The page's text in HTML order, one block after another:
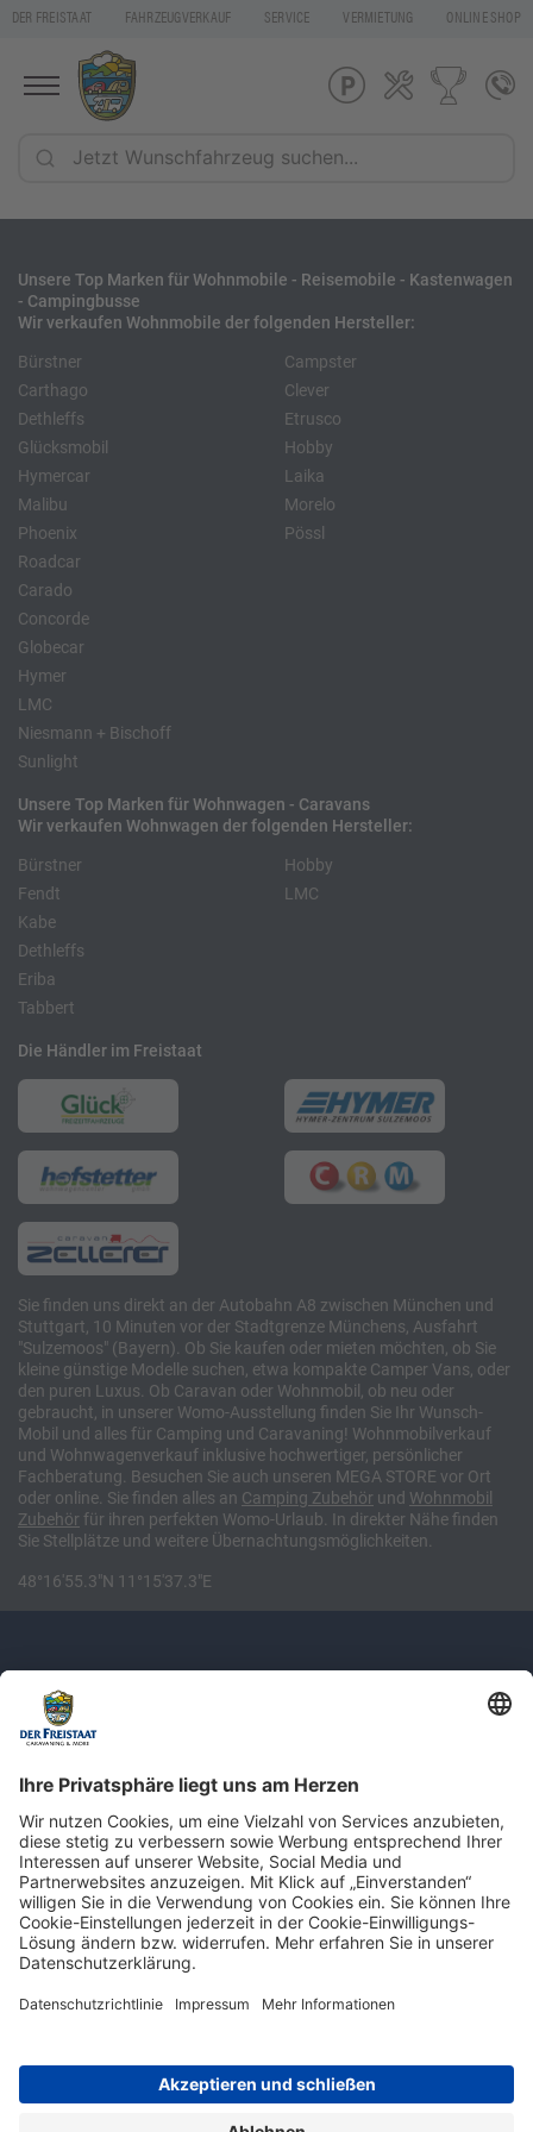
DER FREISTAAT FAHRZEUGVERKAUF SERVICE VERMIETUNG ONLINE SHOP
Unsere Top Marken für Wohnmobile - Reisemobile - Kastenwagen
- Campingbusse
Wir verkaufen Wohnmobile der folgenden Hersteller:
Bürstner
Carthago
Dethleffs
Glücksmobil
Hymercar
Malibu
Phoenix
Roadcar
Campster
Clever
Etrusco
Hobby
Laika
Morelo
Pössl
Carado
Concorde
Globecar
Hymer
LMC
Niesmann + Bischoff
Sunlight
Unsere Top Marken für Wohnwagen - Caravans
Wir verkaufen Wohnwagen der folgenden Hersteller:
Bürstner
Fendt
Kabe
Hobby
LMC
Dethleffs
Eriba
Tabbert
Die Händler im Freistaat
Sie finden uns direkt an der Autobahn A8 zwischen München und
Stuttgart, 10 Minuten vor der Stadtgrenze Münchens, Ausfahrt
"Sulzemoos" (Bayern). Ob Sie kaufen oder mieten möchten, ob Sie
kleine günstige Modelle suchen, etwa kompakte Camper Vans, oder
den puren Luxus. Ob Caravan oder Wohnmobil, ob neu oder
gebraucht, in unserer Womo-Ausstellung finden Sie Ihr Wunsch-
Mobil und alles für Camping und Caravaning! Wohnmobilverkauf
und Wohnwagenverkauf inklusive hochwertiger, persönlicher
Fachberatung. Besuchen Sie auch unseren MEGA STORE vor Ort
oder online. Sie finden alles an Camping Zubehör und Wohnmobil
Zubehör für ihren perfekten Womo-Urlaub. In direkter Nähe finden
Sie Stellplätze und weitere Übernachtungsmöglichkeiten.
48°16'55.3"N 11°15'37.3"E
Newsletter: Jetzt auf
shop.derfreistaat.de anmelden und
einen 5€ Gutschein für unseren Online-
Shop erhalten!*
Impressum Datenschutz Barrierefreiheit